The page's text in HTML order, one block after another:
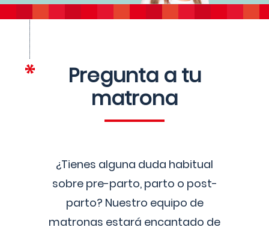
Pregunta a tu
matrona
¿Tienes alguna duda habitual
sobre pre-parto, parto o post-
parto? Nuestro equipo de
matronas estará encantado de